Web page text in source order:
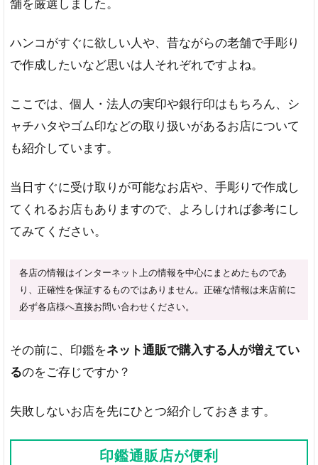
舗を厳選しました。
ハンコがすぐに欲しい人や、昔ながらの老舗で手彫り
で作成したいなど思いは人それぞれですよね。
ここでは、個人・法人の実印や銀行印はもちろん、シ
ャチハタやゴム印などの取り扱いがあるお店について
も紹介しています。
当日すぐに受け取りが可能なお店や、手彫りで作成し
てくれるお店もありますので、よろしければ参考にし
てみてください。
各店の情報はインターネット上の情報を中心にまとめたものであ
り、正確性を保証するものではありません。正確な情報は来店前に
必ず各店様へ直接お問い合わせください。
その前に、印鑑をネット通販で購入する人が増えてい
るのをご存じですか？
失敗しないお店を先にひとつ紹介しておきます。
印鑑通販店が便利